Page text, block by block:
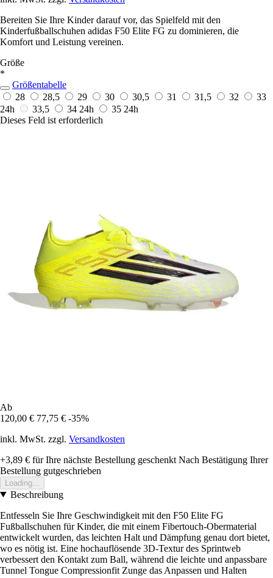
Bereiten Sie Ihre Kinder darauf vor, das Spielfeld mit den
Kinderfußballschuhen adidas F50 Elite FG zu dominieren, die
Komfort und Leistung vereinen.
Größe
*
Größentabelle
28
28,5 29 30 30,5 31 31,5 32
33
24h
33,5 34 24h 35 24h
Dieses Feld ist erforderlich
Ab
120,00 € 77,75 € -35%
inkl. MwSt. zzgl. Versandkosten
+3,89 € für Ihre nächste Bestellung geschenkt Nach Bestätigung Ihrer
Bestellung gutgeschrieben
Loading...
Beschreibung
Entfesseln Sie Ihre Geschwindigkeit mit den F50 Elite FG
Fußballschuhen für Kinder, die mit einem Fibertouch-Obermaterial
entwickelt wurden, das leichten Halt und Dämpfung genau dort bietet,
wo es nötig ist. Eine hochauflösende 3D-Textur des Sprintweb
verbessert den Kontakt zum Ball, während die leichte und anpassbare
Tunnel Tongue Compressionfit Zunge das Anpassen und Halten